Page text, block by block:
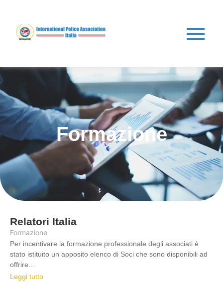
Formazione
Relatori Italia
Formazione
Per incentivare la formazione professionale degli associati è
stato istituito un apposito elenco di Soci che sono disponibili ad
offrire...
Leggi tutto